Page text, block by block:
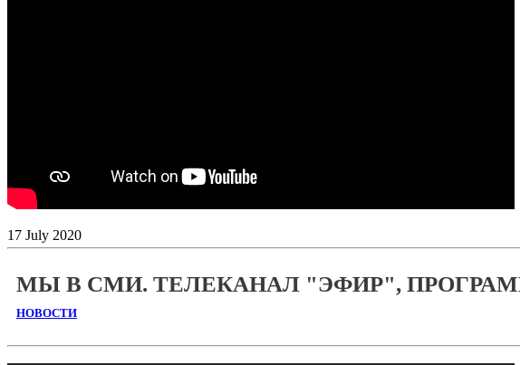
17 July 2020
МЫ В СМИ. ТЕЛЕКАНАЛ "ЭФИР",
НОВОСТИ